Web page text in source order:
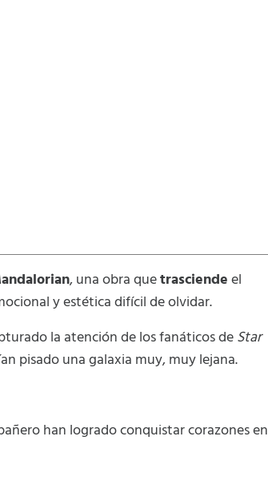
, una obra quetrasciendeel
y estética difícil de olvidar.
la atención de los fanáticos deStar
pisado una galaxia muy, muy lejana.
han logrado conquistar corazones en